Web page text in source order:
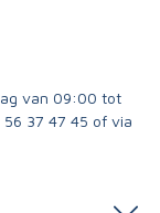
van 09:00 tot
56 37 47 45 of via